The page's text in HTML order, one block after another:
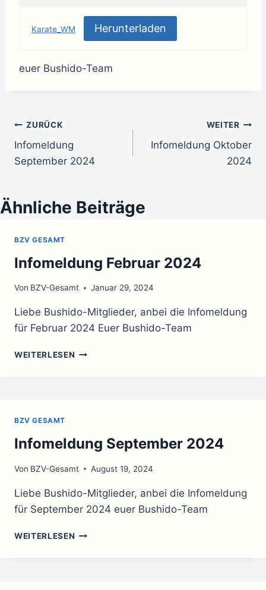
Karate_WM Herunterladen
euer Bushido-Team
Beitragsnavigation
ZURÜCK
Infomeldung
September 2024
WEITER
Infomeldung Oktober
2024
Ähnliche Beiträge
BZV GESAMT
Infomeldung Februar 2024
Von BZV-Gesamt Januar 29, 2024
Liebe Bushido-Mitglieder, anbei die Infomeldung
für Februar 2024 Euer Bushido-Team
WEITERLESEN INFOMELDUNG
BZV GESAMT
Infomeldung September 2024
Von BZV-Gesamt August 19, 2024
Liebe Bushido-Mitglieder, anbei die Infomeldung
für September 2024 euer Bushido-Team
WEITERLESEN INFOMELDUNG